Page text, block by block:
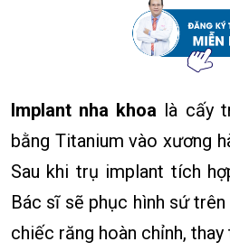
Implant nha khoa là cấy
bằng Titanium vào xương
Sau khi trụ implant tích
Bác sĩ sẽ phục hình sứ
chiếc răng hoàn chỉnh,